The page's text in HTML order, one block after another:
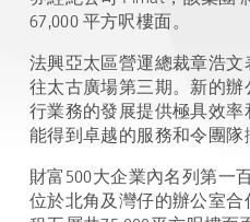
67,000 平方呎樓面。
法興亞太區營運總裁章浩
往太古廣場第三期。新的
行業務的發展提供極具效
能得到卓越的服務和令團隊
財富500大企業內名列第一
位於北角及灣仔的辦公室